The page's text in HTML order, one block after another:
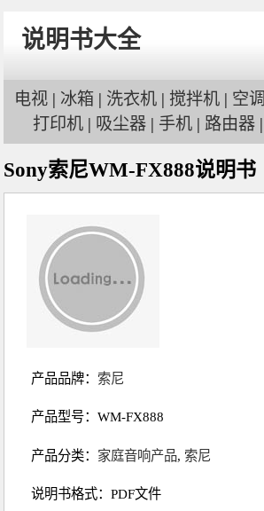
说明书大全
电视 | 冰箱 | 洗衣机 | 搅拌机 | 空调
打印机 | 吸尘器 | 手机 | 路由器 |
Sony索尼WM-FX888说明书
产品品牌： 索尼
产品型号：WM-FX888
产品分类： 家庭音响产品, 索尼
说明书格式：PDF文件